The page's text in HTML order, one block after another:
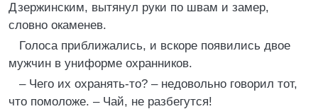
Дзержинским, вытянул руки по швам и замер,
словно окаменев.
Голоса приближались, и вскоре появились двое
мужчин в униформе охранников.
– Чего их охранять-то? – недовольно говорил тот,
что помоложе. – Чай, не разбегутся!